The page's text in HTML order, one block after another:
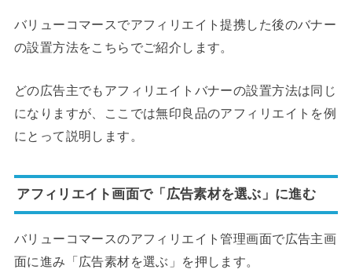
バリューコマースでアフィリエイト提携した後のバナー
の設置方法をこちらでご紹介します。
どの広告主でもアフィリエイトバナーの設置方法は同じ
になりますが、ここでは無印良品のアフィリエイトを例
にとって説明します。
アフィリエイト画面で「広告素材を選ぶ」に進む
バリューコマースのアフィリエイト管理画面で広告主画
面に進み「広告素材を選ぶ」を押します。